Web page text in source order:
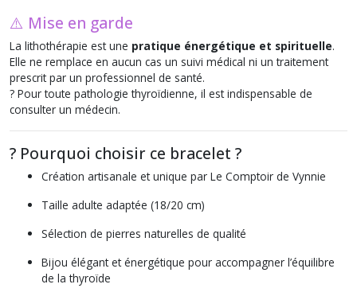
⚠️ Mise en garde
La lithothérapie est une pratique énergétique et spirituelle.
Elle ne remplace en aucun cas un suivi médical ni un traitement
prescrit par un professionnel de santé.
? Pour toute pathologie thyroïdienne, il est indispensable de
consulter un médecin.
? Pourquoi choisir ce bracelet ?
Création artisanale et unique par Le Comptoir de Vynnie
Taille adulte adaptée (18/20 cm)
Sélection de pierres naturelles de qualité
Bijou élégant et énergétique pour accompagner l’équilibre
de la thyroïde